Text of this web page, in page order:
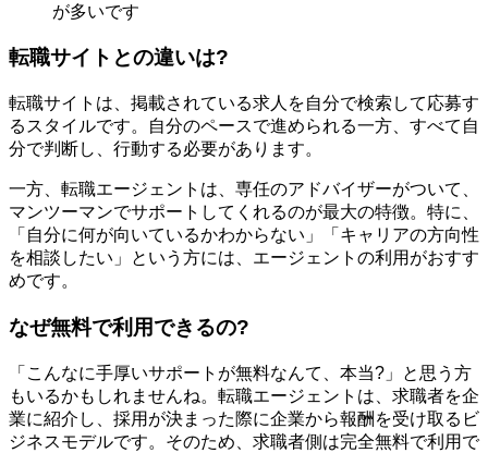
が多いです
転職サイトとの違いは?
転職サイトは、掲載されている求人を自分で検索して応募す
るスタイルです。自分のペースで進められる一方、すべて自
分で判断し、行動する必要があります。
一方、転職エージェントは、専任のアドバイザーがついて、
マンツーマンでサポートしてくれるのが最大の特徴。特に、
「自分に何が向いているかわからない」「キャリアの方向性
を相談したい」という方には、エージェントの利用がおすす
めです。
なぜ無料で利用できるの?
「こんなに手厚いサポートが無料なんて、本当?」と思う方
もいるかもしれませんね。転職エージェントは、求職者を企
業に紹介し、採用が決まった際に企業から報酬を受け取るビ
ジネスモデルです。そのため、求職者側は完全無料で利用で